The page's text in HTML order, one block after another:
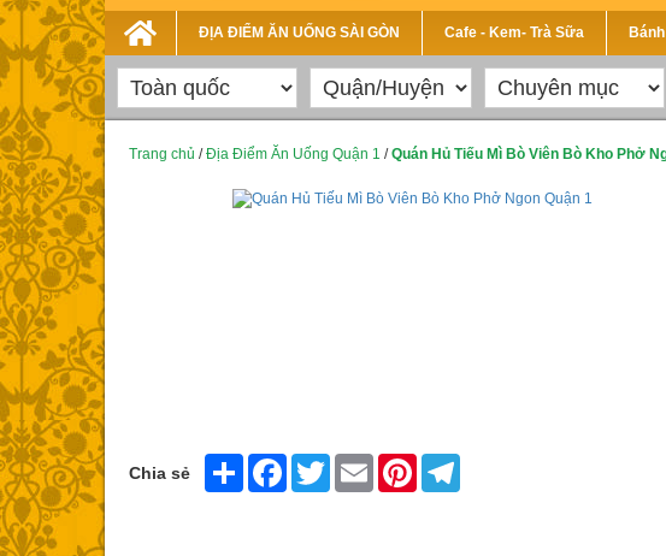
ĐỊA ĐIỂM ĂN UỐNG SÀI GÒN Cafe - Kem- Trà Sữa
Trang chủ /Địa Điểm Ăn Uống Quận 1 /Quán Hủ Tiếu Mì Bò Viên Bò Kho Phở
Chia sẻ Share FacebookTwitter Email Pinterest